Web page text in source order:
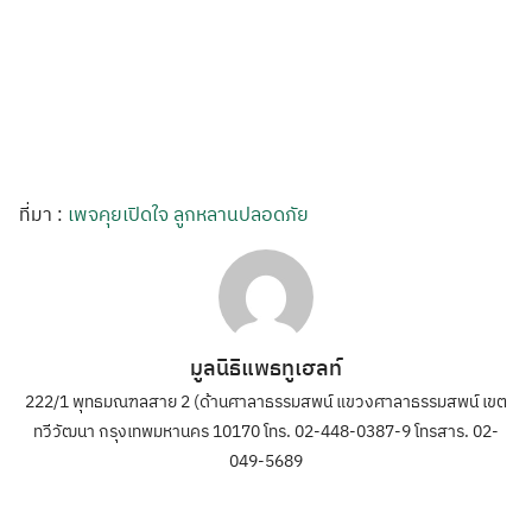
ที่มา : เพจคุยเปิดใจ ลูกหลานปลอดภัย
มูลนิธิแพธทูเฮลท์
222/1 พุทธมณฑลสาย 2 (ด้านศาลาธรรมสพน์ แขวงศาลาธรรมสพน์ เขต
ทวีวัฒนา กรุงเทพมหานคร 10170 โทร. 02-448-0387-9 โทรสาร. 02-
049-5689